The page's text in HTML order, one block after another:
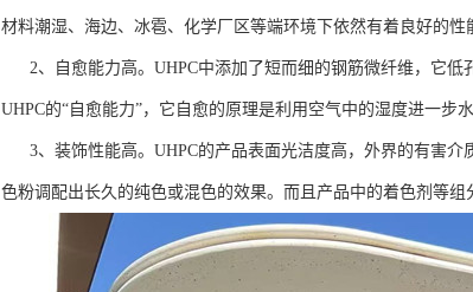
材料潮湿、海边、冰雹、化学厂区等端环境下依然有着良好的性
2、自愈能力高。UHPC中添加了短而细的钢筋微纤维，它低
UHPC的“自愈能力”，它自愈的原理是利用空气中的湿度进一步
3、装饰性能高。UHPC的产品表面光洁度高，外界的有害介
色粉调配出长久的纯色或混色的效果。而且产品中的着色剂等